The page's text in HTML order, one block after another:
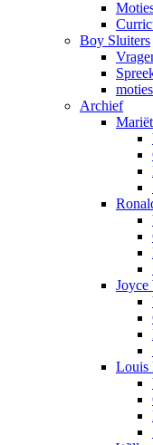
Boy Sluiters
Archief
Louis